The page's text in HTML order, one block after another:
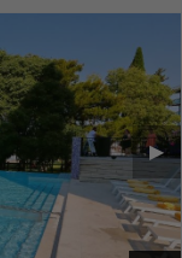
▶︎